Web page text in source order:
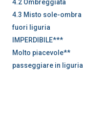
4.2 Ombreggiata
4.3 Misto sole-ombra
fuori liguria
IMPERDIBILE***
Molto piacevole**
passeggiare in liguria